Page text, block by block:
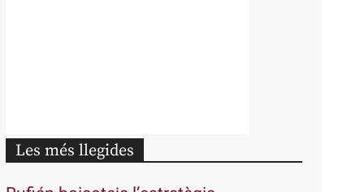
Les més llegides